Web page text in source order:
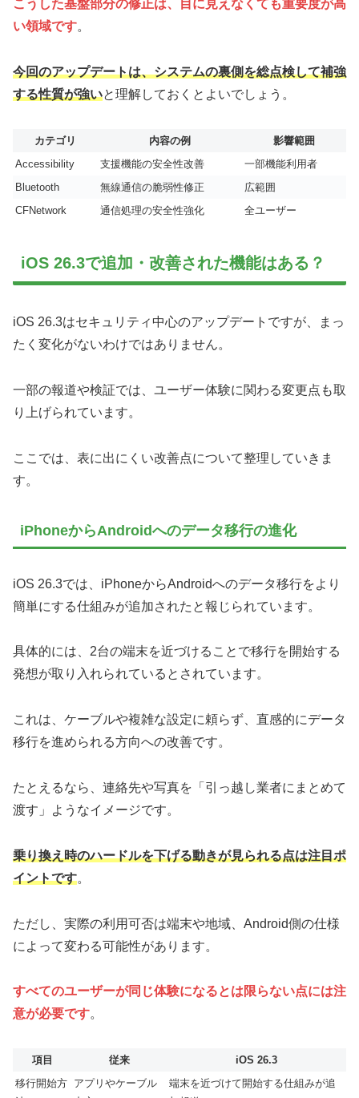
こうした基盤部分の修正は、目に見えなくても重要度が高
い領域です。
今回のアップデートは、システムの裏側を総点検して補強
する性質が強いと理解しておくとよいでしょう。
カテゴリ 内容の例
影響範囲
Accessibility
支援機能の安全性改善
一部機能利用者
Bluetooth
無線通信の脆弱性修正
広範囲
CFNetwork
通信処理の安全性強化 全ユーザー
iOS 26.3で追加・改善された機能はある？
iOS 26.3はセキュリティ中心のアップデートですが、まっ
たく変化がないわけではありません。
一部の報道や検証では、ユーザー体験に関わる変更点も取
り上げられています。
ここでは、表に出にくい改善点について整理していきま
す。
iPhoneからAndroidへのデータ移行の進化
iOS 26.3では、iPhoneからAndroidへのデータ移行をより
簡単にする仕組みが追加されたと報じられています。
具体的には、2台の端末を近づけることで移行を開始する
発想が取り入れられているとされています。
これは、ケーブルや複雑な設定に頼らず、直感的にデータ
移行を進められる方向への改善です。
たとえるなら、連絡先や写真を「引っ越し業者にまとめて
渡す」ようなイメージです。
乗り換え時のハードルを下げる動きが見られる点は注目ポ
イントです。
ただし、実際の利用可否は端末や地域、Android側の仕様
によって変わる可能性があります。
すべてのユーザーが同じ体験になるとは限らない点には注
意が必要です。
項目 従来
iOS 26.3
移行開始方 アプリやケーブル
端末を近づけて開始する仕組みが追